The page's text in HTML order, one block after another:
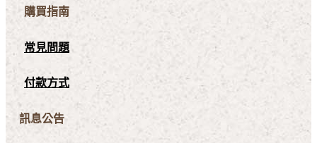
購買指南
常見問題
付款方式
訊息公告